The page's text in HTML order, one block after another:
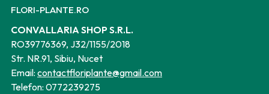
FLORI-PLANTE.RO
CONVALLARIA SHOP S.R.L.
RO39776369, J32/1155/2018
Str. NR.91, Sibiu, Nucet
Email: contactfloriplante@gmail.com
Telefon: 0772239275